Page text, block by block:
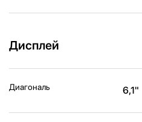
Дисплей
Диагональ 6,1"